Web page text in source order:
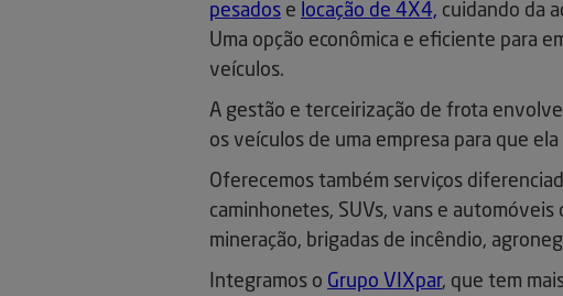
pesados e locação de 4X4, cuidando da
Uma opção econômica e eficiente para
veículos.
A gestão e terceirização de frota
os veículos de uma empresa para que
Oferecemos também serviços
caminhonetes, SUVs, vans e
mineração, brigadas de incêndio,
Integramos o Grupo VIXpar, que tem